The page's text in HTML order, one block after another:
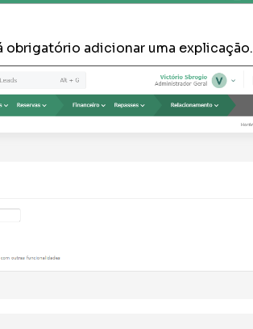
adicionar uma explicação.